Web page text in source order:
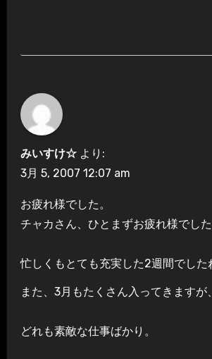
みいすけ☆ より:
3月 5, 2007 12:07 am
お疲れ様でした。
チャカさん、ひとまずお疲れ様でした
忙しくもとても充実した2週間でした
また、3月もたくさん入ってきますが、
どれも素敵な仕事ばかり。